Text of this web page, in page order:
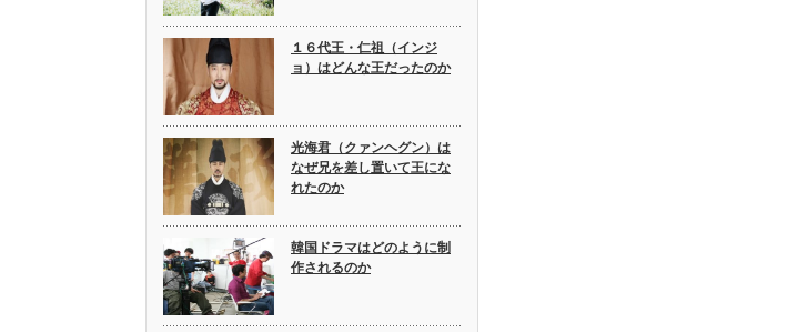
１６代王・仁祖（インジ
ョ）はどんな王だったのか
光海君（クァンヘグン）は
なぜ兄を差し置いて王にな
れたのか
韓国ドラマはどのように制
作されるのか